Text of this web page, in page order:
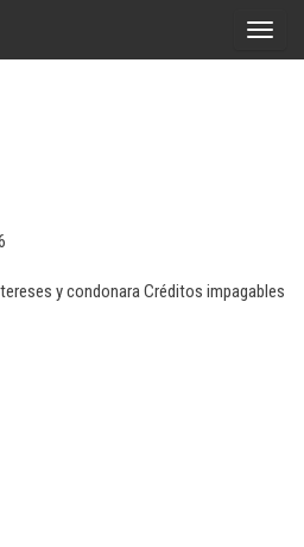
A
l
y condonara Créditos impagables